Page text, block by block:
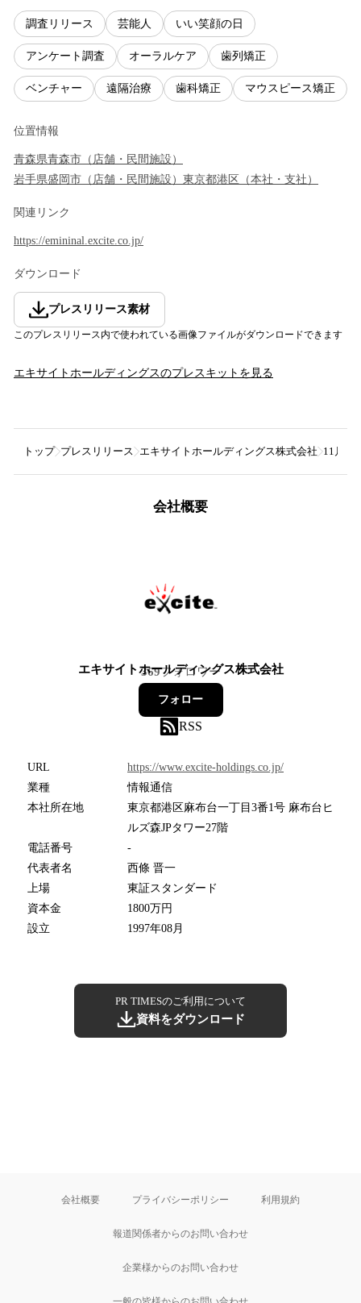
調査リリース 芸能人 いい笑顔の日
アンケート調査 オーラルケア 歯列矯正
ベンチャー 遠隔治療 歯科矯正 マウスピース矯正
位置情報
青森県青森市 （ 店舗・民間施設 ）
岩手県盛岡市 （ 店舗・民間施設 ） 東京都港区 （本社・支社 ）
関連リンク
https://emininal.excite.co.jp/
ダウンロード
プレスリリース素材
このプレスリリース内で使われている画像ファイルがダウンロードできます
エキサイトホールディングスのプレスキットを見る
トップ プレスリリース エキサイトホールディングス株式会社 11月25
会社概要
エキサイトホールディングス株式会社
369フォロワー
フォロー
RSS
URL
https://www.excite-holdings.co.jp/
業種
情報通信
本社所在地
東京都港区麻布台一丁目3番1号 麻布台ヒ
ルズ森JPタワー27階
電話番号
-
代表者名
西條 晋一
上場
東証スタンダード
資本金
1800万円
設立
1997年08月
PR TIMESのご利用について
資料をダウンロード
会社概要 プライバシーポリシー 利用規約
報道関係者からのお問い合わせ
企業様からのお問い合わせ